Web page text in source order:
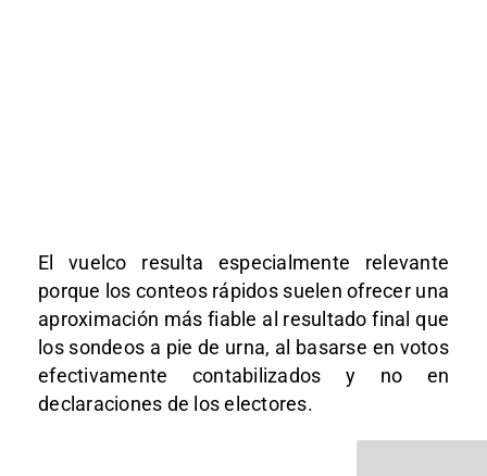
El vuelco resulta especialmente relevante
porque los conteos rápidos suelen ofrecer una
aproximación más fiable al resultado final que
los sondeos a pie de urna, al basarse en votos
efectivamente contabilizados y no en
declaraciones de los electores.